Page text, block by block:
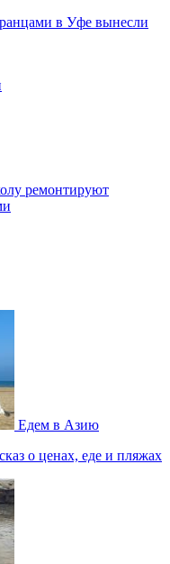
в Уфе вынесли
ремонтируют
Едем в Азию
о ценах, еде и пляжах